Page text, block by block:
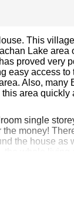
This
Lake area
proved very
easy access to
Also, many
area quickly
single
the money!
the house as
has gas
have access to